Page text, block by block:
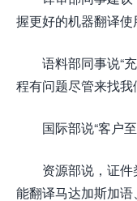
握更好的机器翻译使
语料部同事说“
程有问题尽管来找我
国际部说“客户
资源部说，证
能翻译马达加斯加语